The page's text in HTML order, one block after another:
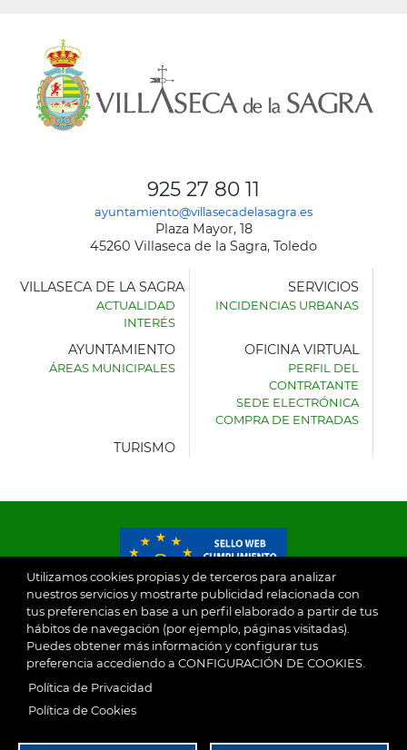
Utilizamos cookies propias y de terceros para analizar
nuestros servicios y mostrarte publicidad relacionada con
tus preferencias en base a un perfil elaborado a partir de tus
hábitos de navegación (por ejemplo, páginas visitadas).
Puedes obtener más información y configurar tus
preferencia accediendo a CONFIGURACIÓN DE COOKIES.
Política de Privacidad
Política de Cookies
925 27 80 11
ayuntamiento@villasecadelasagra.es
Plaza Mayor, 18
45260 Villaseca de la Sagra, Toledo
AYUNTAMIENTO
VILLASECA DE LA SAGRA
ACTUALIDAD
INTERÉS
SERVICIOS
INCIDENCIAS URBANAS
AYUNTAMIENTO
ÁREAS MUNICIPALES
OFICINA VIRTUAL
PERFIL DEL
CONTRATANTE
SEDE ELECTRÓNICA
COMPRA DE ENTRADAS
TURISMO
© 2026
Ayuntamiento de Villaseca de la Sagra Aviso Legal